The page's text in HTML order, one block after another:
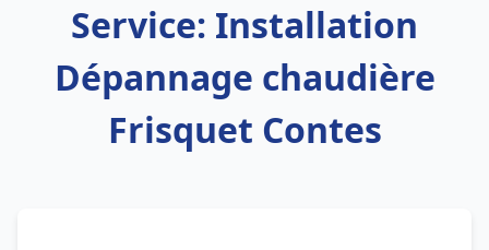
Service: Installation
Dépannage chaudière
Frisquet Contes